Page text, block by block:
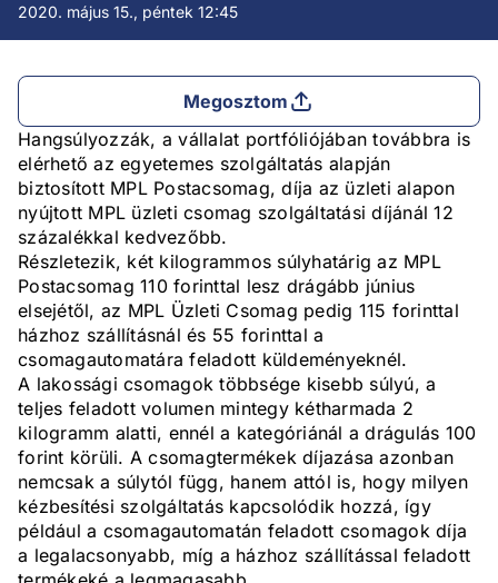
2020. május 15., péntek 12:45
Megosztom
Hangsúlyozzák, a vállalat portfóliójában továbbra is
elérhető az egyetemes szolgáltatás alapján
biztosított MPL Postacsomag, díja az üzleti alapon
nyújtott MPL üzleti csomag szolgáltatási díjánál 12
százalékkal kedvezőbb.
Részletezik, két kilogrammos súlyhatárig az MPL
Postacsomag 110 forinttal lesz drágább június
elsejétől, az MPL Üzleti Csomag pedig 115 forinttal
házhoz szállításnál és 55 forinttal a
csomagautomatára feladott küldeményeknél.
A lakossági csomagok többsége kisebb súlyú, a
teljes feladott volumen mintegy kétharmada 2
kilogramm alatti, ennél a kategóriánál a drágulás 100
forint körüli. A csomagtermékek díjazása azonban
nemcsak a súlytól függ, hanem attól is, hogy milyen
kézbesítési szolgáltatás kapcsolódik hozzá, így
például a csomagautomatán feladott csomagok díja
a legalacsonyabb, míg a házhoz szállítással feladott